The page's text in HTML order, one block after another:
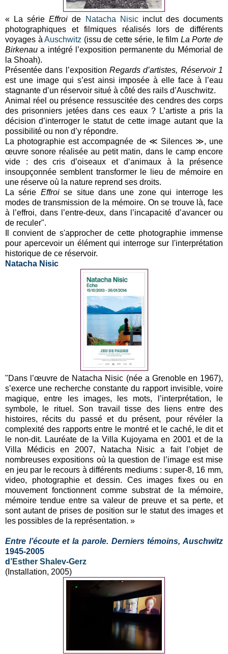
« La sérieEffroide Natacha Nisicinclut des documents
photographiques et filmiques réalisés lors de différents
voyages àAuschwitz (issu de cette série, le film La Porte de
Birkenau a intégré l’exposition permanente du Mémorial de
la Shoah).
Présentée dans l’exposition Regards d’artistes, Réservoir 1
est une image qui s’est ainsi imposée à elle face à l’eau
stagnante d’un réservoir situé à côté des rails d’Auschwitz.
Animal réel ou présence ressuscitée des cendres des corps
des prisonniers jetées dans ces eaux ? L’artiste a pris la
décision d’interroger le statut de cette image autant que la
possibilité ou non d’y répondre.
La photographie est accompagnée de ≪ Silences ≫, une
œuvre sonore réalisée au petit matin, dans le camp encore
vide : des cris d’oiseaux et d’animaux à la présence
insoupçonnée semblent transformer le lieu de mémoire en
une réserve où la nature reprend ses droits.
La série Effroise situe dans une zone qui interroge les
modes de transmission de la mémoire. On se trouve là, face
à l’effroi, dans l’entre-deux, dans l’incapacité d’avancer ou
de reculer".
Il convient de s'approcher de cette photographie immense
pour apercevoir un élément qui interroge sur l'interprétation
historique de ce réservoir.
Natacha Nisic
"Dans l’œuvre de Natacha Nisic (née a Grenoble en 1967),
s’exerce une recherche constante du rapport invisible, voire
magique, entre les images, les mots, l’interprétation, le
symbole, le rituel. Son travail tisse des liens entre des
histoires, récits du passé et du présent, pour révéler la
complexité des rapports entre le montré et le caché, le dit et
le non-dit. Lauréate de la Villa Kujoyama en 2001 et de la
Villa Médicis en 2007, Natacha Nisic a fait l’objet de
nombreuses expositions où la question de l’image est mise
en jeu par le recours à différents mediums : super-8, 16 mm,
video, photographie et dessin. Ces images fixes ou en
mouvement fonctionnent comme substrat de la mémoire,
mémoire tendue entre sa valeur de preuve et sa perte, et
sont autant de prises de position sur le statut des images et
les possibles de la représentation. »
Entre l’écoute et la parole. Derniers témoins, Auschwitz
1945-2005
d’Esther Shalev-Gerz
(Installation, 2005)